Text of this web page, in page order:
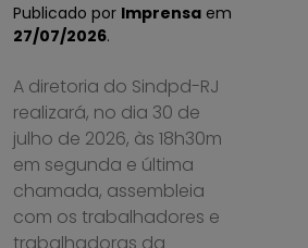
Publicado por Imprensa em
27/07/2026.
A diretoria do Sindpd-RJ
realizará, no dia 30 de
julho de 2026, às 18h30m
em segunda e última
chamada, assembleia
com os trabalhadores e
trabalhadoras da